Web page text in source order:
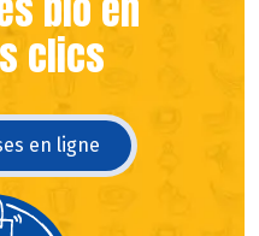
clics
en ligne